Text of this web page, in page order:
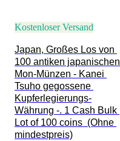
Kostenloser Versand
Japan, Großes Los von
100 antiken japanischen
Mon-Münzen - Kanei
Tsuho gegossene
Kupferlegierungs-
Währung -. 1 Cash Bulk
Lot of 100 coins  (Ohne
mindestpreis)